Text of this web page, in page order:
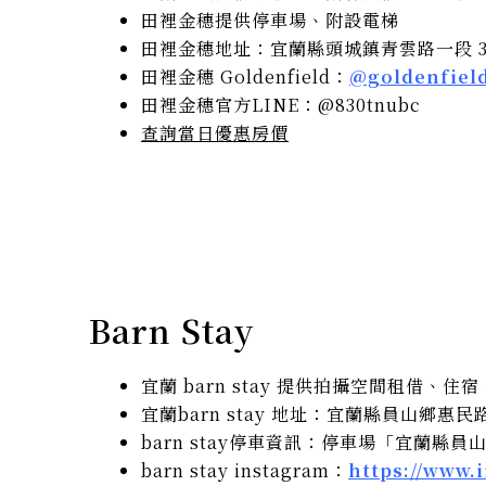
田裡金穗提供停車場、附設電梯
田裡金穗地址：宜蘭縣頭城鎮青雲路一
田裡金穗 Goldenfield：
田裡金穗官方LINE：@830tnubc
查詢當日優惠房價
Barn Stay
宜蘭 barn stay 提供拍攝空間租借、住宿
宜蘭barn stay 地址：宜蘭縣員山鄉惠民
barn stay停車資訊：停車場「宜蘭縣員
barn stay instagram： https://